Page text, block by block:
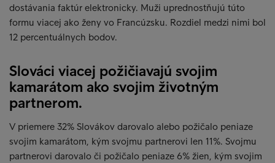
dostávania faktúr elektronicky. Muži uprednostňujú túto
formu viacej ako ženy vo Francúzsku. Rozdiel medzi nimi bol
12 percentuálnych bodov.
Slováci viacej požičiavajú svojim
kamarátom ako svojim životným
partnerom.
V priemere 32% Slovákov darovalo alebo požičalo peniaze
svojim kamarátom, kým svojmu partnerovi len 11%. Svojmu
partnerovi darovalo či požičalo peniaze 6% žien, kým svojim